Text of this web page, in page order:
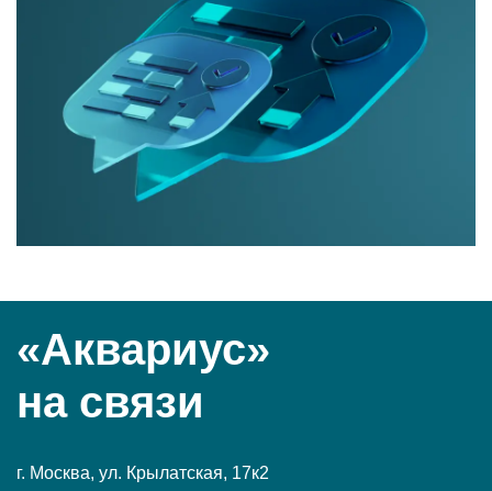
«Аквариус»
на связи
г. Москва, ул. Крылатская, 17к2